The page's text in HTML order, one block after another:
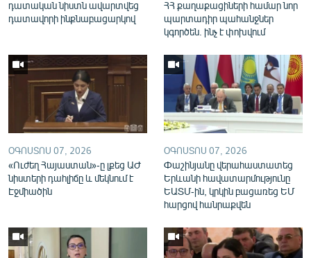
«Ազատության» բոլոր կայքերը
դատական նիստն ավարտվեց
դատավորի ինքնաբացարկով
ՀՀ քաղաքացիների համար նոր
պարտադիր պահանջներ
կգործեն. ինչ է փոխվում
ՕԳՈՍՏՈՍ 07, 2026
«Ուժեղ Հայաստան»-ը լքեց ԱԺ
նիստերի դահլիճը և մեկնում է
Էջմիածին
ՕԳՈՍՏՈՍ 07, 2026
Փաշինյանը վերահաստատեց
Երևանի հավատարմությունը
ԵԱՏՄ-ին, կրկին բացառեց ԵՄ
հարցով հանրաքվեն